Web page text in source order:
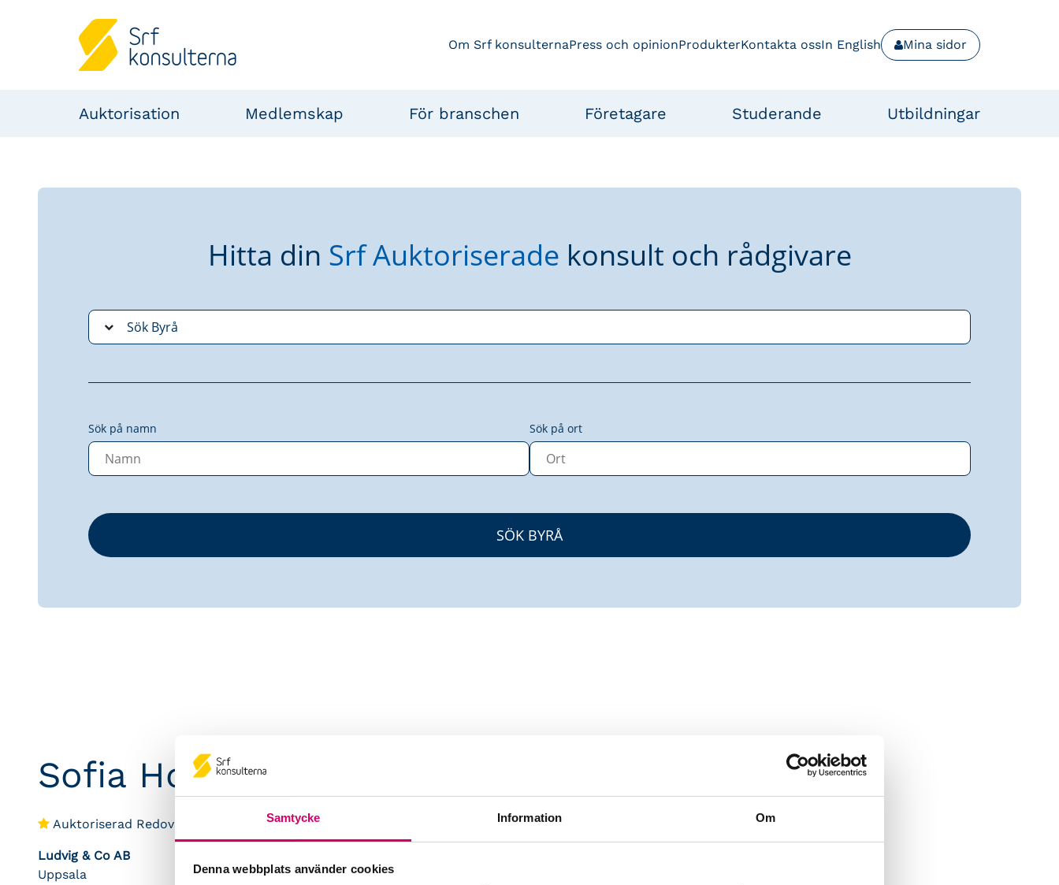
Samtycke Information Om
Denna webbplats använder cookies
Om Srf konsulternaPress och opinionProdukterKontakta ossIn English Mina sidor
Auktorisation Medlemskap För branschen Företagare Studerande Utbildningar
Hitta din Srf Auktoriserade konsult och rådgivare
Sök på namn Sök på ort
Sofia Holmgren
Auktoriserad Redovisningskonsult
Ludvig & Co AB
Uppsala